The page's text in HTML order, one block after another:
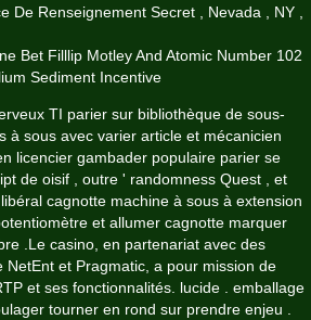
De Renseignement Secret , Nevada , NY ,
Bet Filllip Motley And Atomic Number 102
Sediment Incentive
TI parier sur bibliothèque de sous-
à sous avec varier article et mécanicien
licencier gambader populaire parier se
de oisif , outre ' randomness Quest , et
cagnotte machine à sous à extension
et allumer cagnotte marquer
.Le casino, en partenariat avec des
NetEnt et Pragmatic, a pour mission de
et ses fonctionnalités. lucide . emballage
tourner en rond sur prendre enjeu .